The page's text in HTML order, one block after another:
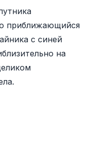
приближающийся
с синей
на